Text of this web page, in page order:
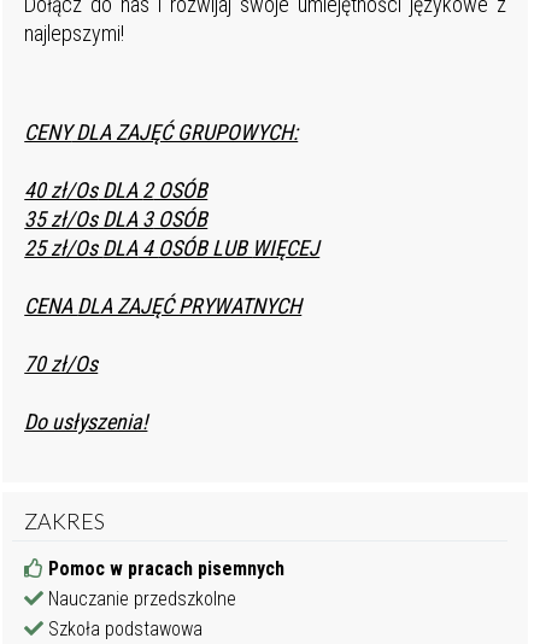
najlepszymi!
CENYDLA ZAJĘĆ GRUPOWYCH:
40 zł/OsDLA 2OSÓB
35 zł/OsDLA 3OSÓB
25 zł/OsDLA 4 OSÓB LUB WIĘCEJ
CENA DLA ZAJĘĆ PRYWATNYCH
70 zł/Os
Do usłyszenia!
ZAKRES
Pomoc w pracach pisemnych
Nauczanie przedszkolne
Szkoła podstawowa